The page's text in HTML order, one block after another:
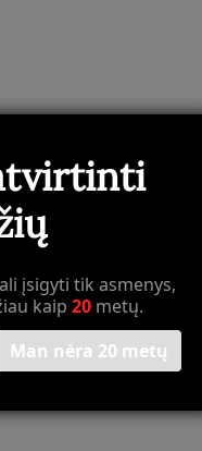
apdovanojimą,
įsikūrusi „CHEER
įsigyti tik asmenys,
kaip 20 metų.
Man nėra 20 metų